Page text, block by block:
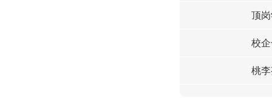
顶
校
桃